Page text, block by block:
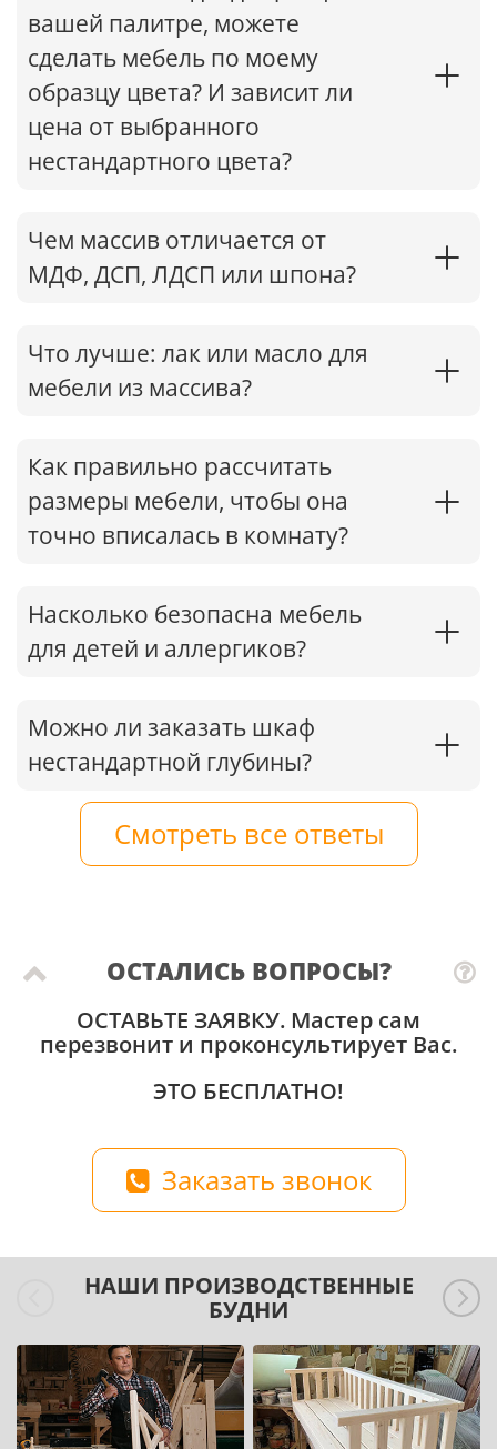
вашей палитре, можете
сделать мебель по моему
образцу цвета? И зависит ли
цена от выбранного
нестандартного цвета?
Чем массив отличается от
МДФ, ДСП, ЛДСП или шпона?
Что лучше: лак или масло для
мебели из массива?
Как правильно рассчитать
размеры мебели, чтобы она
точно вписалась в комнату?
Насколько безопасна мебель
для детей и аллергиков?
Можно ли заказать шкаф
нестандартной глубины?
Смотреть все ответы
ОСТАЛИСЬ ВОПРОСЫ?
ОСТАВЬТЕ ЗАЯВКУ. Мастер сам
перезвонит и проконсультирует Вас.
ЭТО БЕСПЛАТНО!
Заказать звонок
НАШИ ПРОИЗВОДСТВЕННЫЕ
БУДНИ